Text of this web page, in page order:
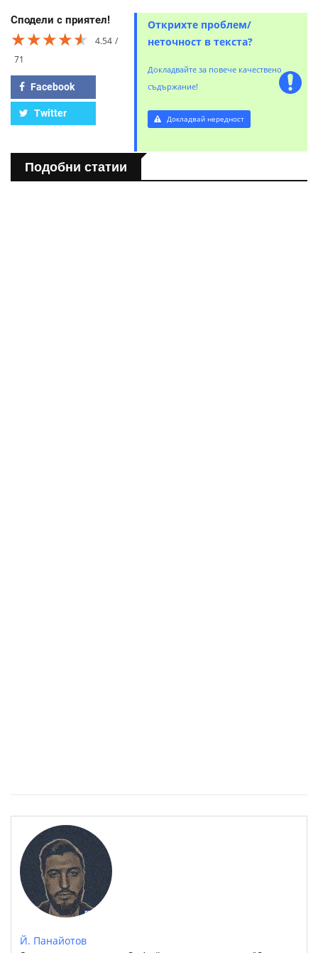
Сподели с приятел!
★★★★★
★★★★★
★★★★★
4.54
71
Facebook
Twitter
Открихте проблем/
неточност в текста?
Докладвайте за повече качествено
съдържание!
Докладвай нередност
Подобни статии
Й. Панайотов